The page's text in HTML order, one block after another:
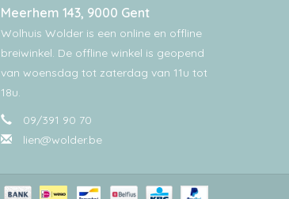
Meerhem 143, 9000 Gent
Wolhuis Wolder is een online en offline
breiwinkel. De offline winkel is geopend
van woensdag tot zaterdag van 11u tot
18u.
09/391 90 70
lien@wolder.be